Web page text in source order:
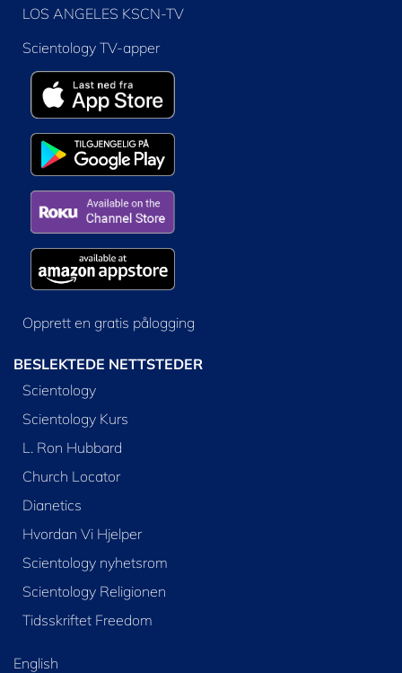
LOS ANGELES KSCN-TV
Scientology TV-apper
Opprett en gratis pålogging
BESLEKTEDE NETTSTEDER
Scientology
Scientology Kurs
L. Ron Hubbard
Church Locator
Dianetics
Hvordan Vi Hjelper
Scientology nyhetsrom
Scientology Religionen
Tidsskriftet Freedom
English